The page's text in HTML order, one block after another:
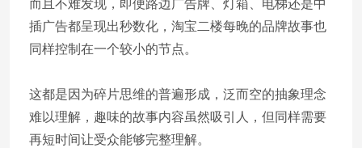
而且不难发现，即便路边广告牌、灯箱、电梯还是中
插广告都呈现出秒数化，淘宝二楼每晚的品牌故事也
同样控制在一个较小的节点。
这都是因为碎片思维的普遍形成，泛而空的抽象理念
难以理解，趣味的故事内容虽然吸引人，但同样需要
再短时间让受众能够完整理解。